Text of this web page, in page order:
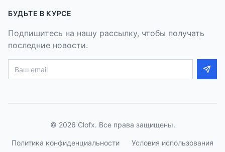
БУДЬТЕ В КУРСЕ
Подпишитесь на нашу рассылку, чтобы получать
последние новости.
© 2026 Clofx. Все права защищены.
Политика конфиденциальности Условия использования